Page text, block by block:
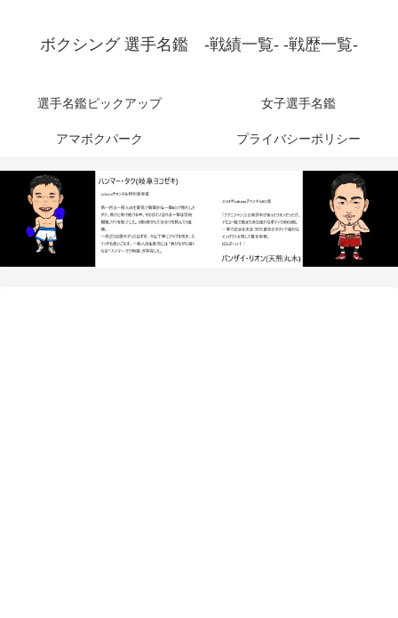
ボクシング 選手名鑑 -戦績一覧- -戦歴一覧-
選手名鑑ピックアップ 女子選手名鑑
アマボクパーク プライバシーポリシー